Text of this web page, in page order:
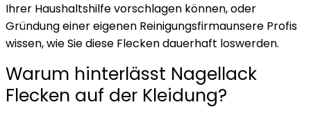
Ihrer Haushaltshilfe vorschlagen können, oder
Gründung einer eigenen Reinigungsfirmaunsere Profis
wissen, wie Sie diese Flecken dauerhaft loswerden.
Warum hinterlässt Nagellack
Flecken auf der Kleidung?